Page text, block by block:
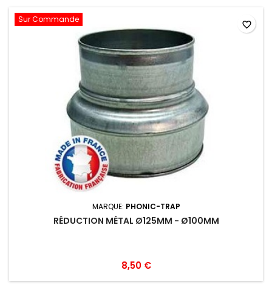
Sur Commande
MARQUE: PHONIC-TRAP
RÉDUCTION MÉTAL Ø125MM - Ø100MM
8,50 €
favorite_border